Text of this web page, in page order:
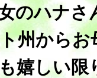
のハナさ
州からお
嬉しい限